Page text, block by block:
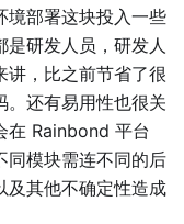
境部署这块投入一些
研发人员，研发人
讲，比之前节省了很
。还有易用性也很关
在 Rainbond 平台
同模块需连不同的后
及其他不确定性造成